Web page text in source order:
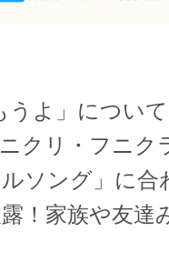
よ」について
クリ・フニク
ソング」に
！家族や友達